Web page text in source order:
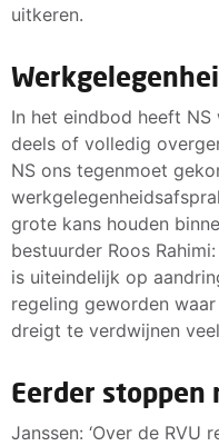
uitkeren.
In het eindbod heeft
deels of volledig
NS ons tegenmoet
grote kans houden
bestuurder Roos
is uiteindelijk op
regeling geworden
dreigt te verdwijnen
Eerder stoppen
Janssen: ‘Over de RVU